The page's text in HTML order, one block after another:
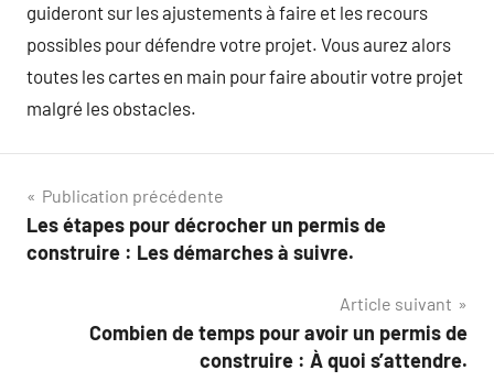
guideront sur les ajustements à faire et les recours
possibles pour défendre votre projet. Vous aurez alors
toutes les cartes en main pour faire aboutir votre projet
malgré les obstacles.
Navigation
de
Publication précédente
Les étapes pour décrocher un permis de
construire : Les démarches à suivre.
Article suivant
Combien de temps pour avoir un permis de
construire : À quoi s’attendre.